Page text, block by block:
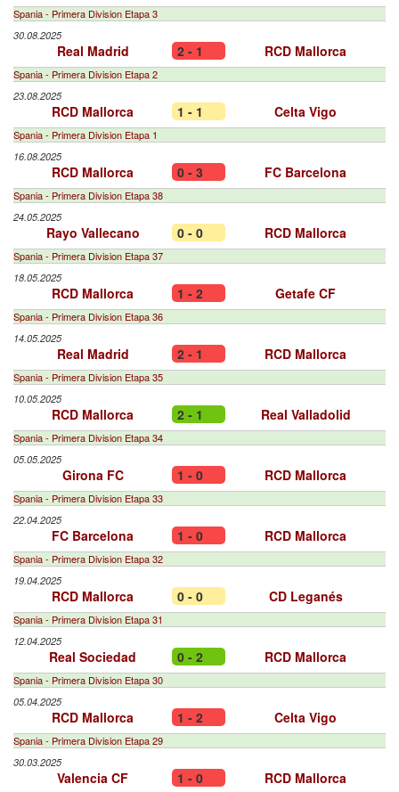
Spania - Primera Division Etapa 3
30.08.2025
Real Madrid 2 - 1 RCD Mallorca
Spania - Primera Division Etapa 2
23.08.2025
RCD Mallorca 1 - 1 Celta Vigo
Spania - Primera Division Etapa 1
16.08.2025
RCD Mallorca 0 - 3 FC Barcelona
Spania - Primera Division Etapa 38
24.05.2025
Rayo Vallecano 0 - 0 RCD Mallorca
Spania - Primera Division Etapa 37
18.05.2025
RCD Mallorca 1 - 2 Getafe CF
Spania - Primera Division Etapa 36
14.05.2025
Real Madrid 2 - 1 RCD Mallorca
Spania - Primera Division Etapa 35
10.05.2025
RCD Mallorca 2 - 1 Real Valladolid
Spania - Primera Division Etapa 34
05.05.2025
Girona FC 1 - 0 RCD Mallorca
Spania - Primera Division Etapa 33
22.04.2025
FC Barcelona 1 - 0 RCD Mallorca
Spania - Primera Division Etapa 32
19.04.2025
RCD Mallorca 0 - 0 CD Leganés
Spania - Primera Division Etapa 31
12.04.2025
Real Sociedad 0 - 2 RCD Mallorca
Spania - Primera Division Etapa 30
05.04.2025
RCD Mallorca 1 - 2 Celta Vigo
Spania - Primera Division Etapa 29
30.03.2025
Valencia CF 1 - 0 RCD Mallorca